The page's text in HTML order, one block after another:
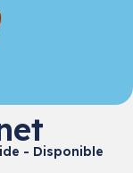
- Disponible